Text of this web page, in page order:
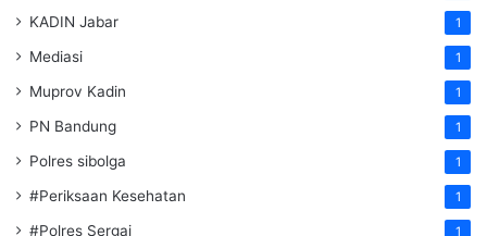
KADIN Jabar 1
Mediasi 1
Muprov Kadin 1
PN Bandung 1
Polres sibolga 1
#Periksaan Kesehatan 1
#Polres Sergai 1